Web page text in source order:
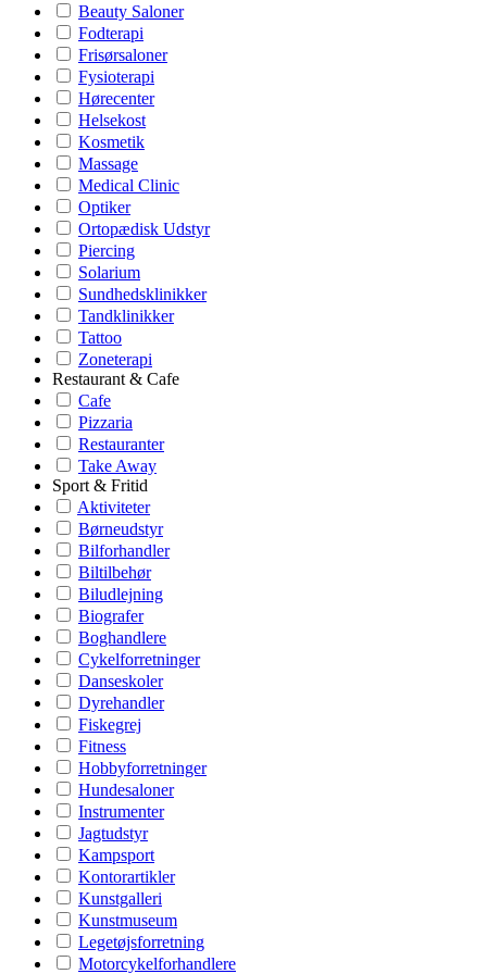
Beauty Saloner
Fodterapi
Frisørsaloner
Fysioterapi
Hørecenter
Helsekost
Kosmetik
Massage
Medical Clinic
Optiker
Ortopædisk Udstyr
Piercing
Solarium
Sundhedsklinikker
Tandklinikker
Tattoo
Zoneterapi
Restaurant & Cafe
Cafe
Pizzaria
Restauranter
Take Away
Sport & Fritid
Aktiviteter
Børneudstyr
Bilforhandler
Biltilbehør
Biludlejning
Biografer
Boghandlere
Cykelforretninger
Danseskoler
Dyrehandler
Fiskegrej
Fitness
Hobbyforretninger
Hundesaloner
Instrumenter
Jagtudstyr
Kampsport
Kontorartikler
Kunstgalleri
Kunstmuseum
Legetøjsforretning
Motorcykelforhandlere